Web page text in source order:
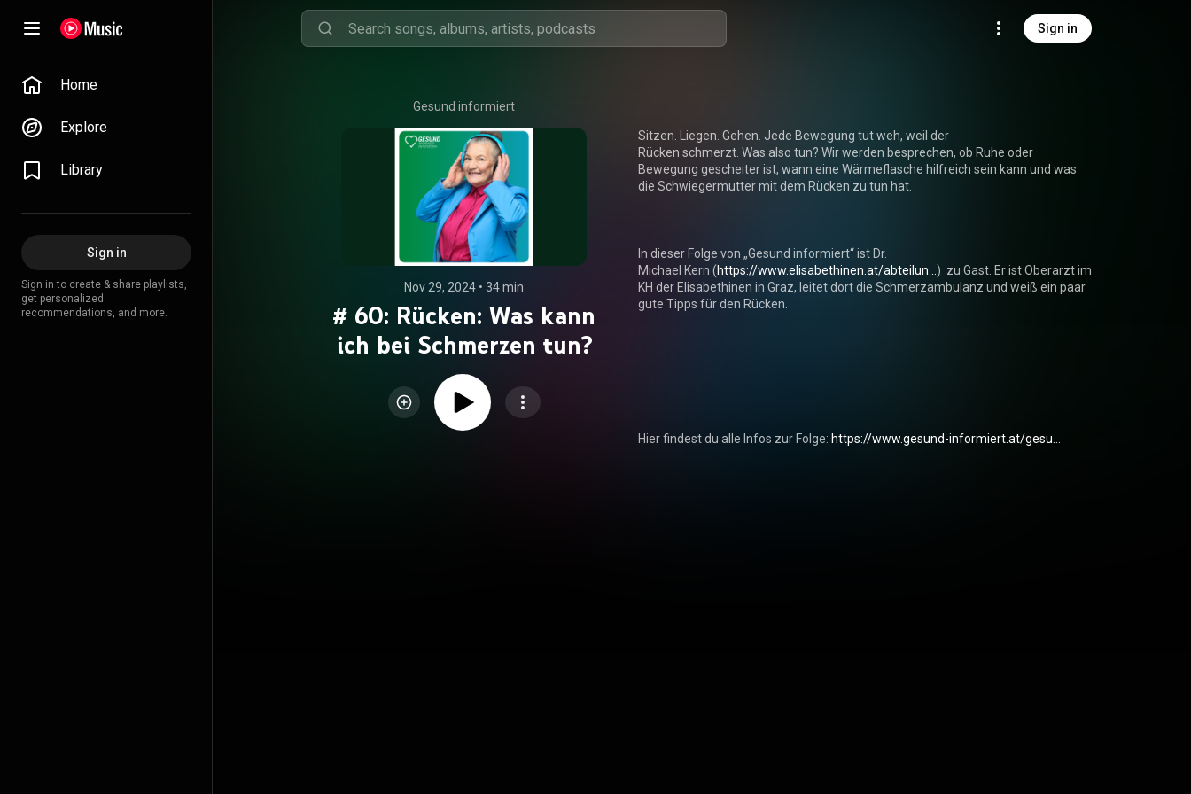
Sign in
Home
Explore
Library
Sign in
Sign in to create & share playlists,
get personalized
recommendations, and more.
Gesund informiert
Nov 29, 2024 • 34 min
# 60: Rücken: Was kann
ich bei Schmerzen tun?
Sitzen. Liegen. Gehen. Jede Bewegung tut weh, weil der
Rücken schmerzt. Was also tun? Wir werden besprechen, ob Ruhe oder
Bewegung gescheiter ist, wann eine Wärmeflasche hilfreich sein kann und was
die Schwiegermutter mit dem Rücken zu tun hat.
In dieser Folge von „Gesund informiert“ ist Dr.
Michael Kern (https://www.elisabethinen.at/abteilun... )  zu Gast. Er ist Oberarzt im
KH der Elisabethinen in Graz, leitet dort die Schmerzambulanz und weiß ein paar
gute Tipps für den Rücken.
Hier findest du alle Infos zur Folge: https://www.gesund-informiert.at/gesu...